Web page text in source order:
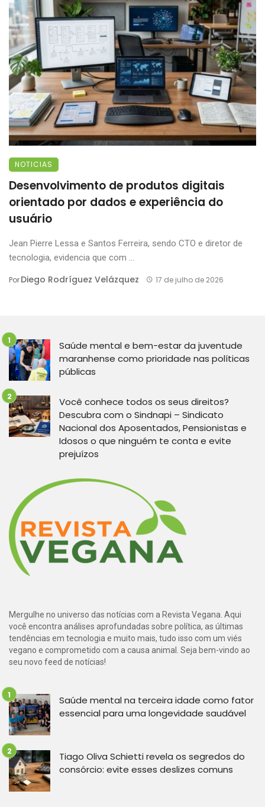
NOTICIAS
Desenvolvimento de produtos digitais
orientado por dados e experiência do
usuário
Jean Pierre Lessa e Santos Ferreira, sendo CTO e diretor de
tecnologia, evidencia que com ...
PorDiego Rodríguez Velázquez 17 de julho de 2026
Saúde mental e bem-estar da juventude
maranhense como prioridade nas políticas
públicas
Você conhece todos os seus direitos?
Descubra com o Sindnapi – Sindicato
Nacional dos Aposentados, Pensionistas e
Idosos o que ninguém te conta e evite
prejuízos
Mergulhe no universo das notícias com a Revista Vegana. Aqui
você encontra análises aprofundadas sobre política, as últimas
tendências em tecnologia e muito mais, tudo isso com um viés
vegano e comprometido com a causa animal. Seja bem-vindo ao
seu novo feed de notícias!
Saúde mental na terceira idade como fator
essencial para uma longevidade saudável
Tiago Oliva Schietti revela os segredos do
consórcio: evite esses deslizes comuns